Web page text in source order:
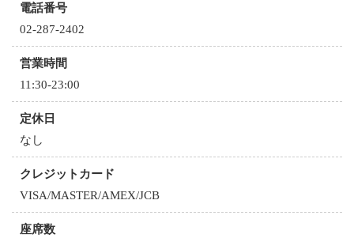
電話番号
02‐287‐2402
営業時間
11:30-23:00
定休日
なし
クレジットカード
VISA/MASTER/AMEX/JCB
座席数